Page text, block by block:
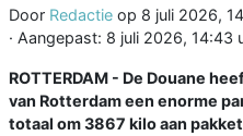
Door Redactie op 8 juli 2026,
· Aangepast: 8 juli 2026, 14:43
ROTTERDAM - De Douane
van Rotterdam een enorme
totaal om 3867 kilo aan